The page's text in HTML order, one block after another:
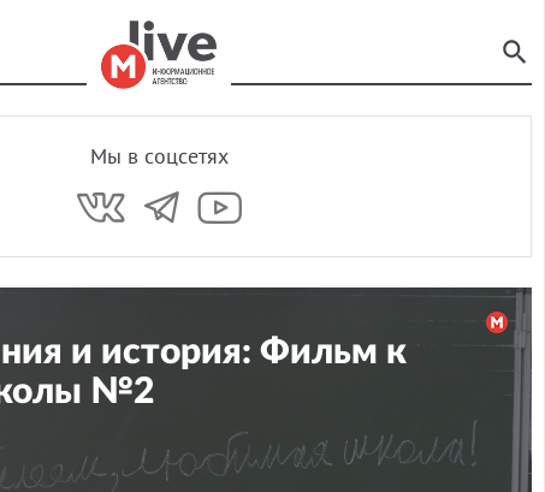
Мы в соцсетях
и история: Фильм к
№2